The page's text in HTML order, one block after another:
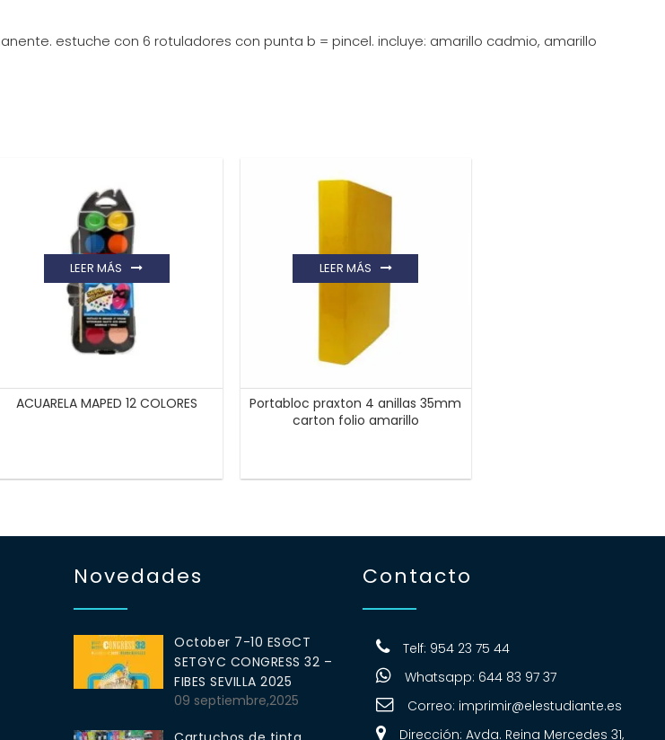
estuche con 6 rotuladores con punta b = pincel. incluye: amarillo cadmio, amarillo
ACUARELA MAPED 12 COLORES
LEER MÁS
Portabloc praxton 4 anillas 35mm
carton folio amarillo
LEER MÁS
Novedades
October 7-10 ESGCT
SETGYC CONGRESS 32 –
FIBES SEVILLA 2025
09 septiembre,2025
Contacto
Telf: 954 23 75 44
Whatsapp: 644 83 97 37
Correo: imprimir@elestudiante.es
Dirección: Avda. Reina Mercedes 31,